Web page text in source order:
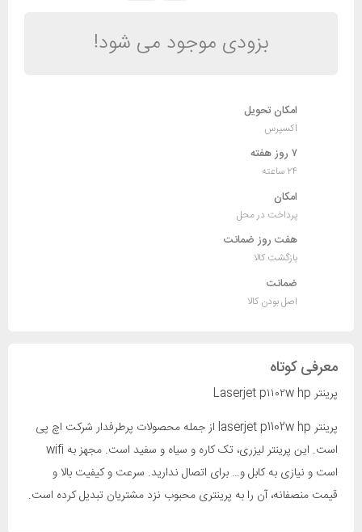
بزودی موجود می شود!
امکان تحویل
اکسپرس
۷ روز هفته
۲۴ ساعته
امکان
پرداخت در محل
هفت روز ضمانت
بازگشت کالا
ضمانت
اصل بودن کالا
معرفی کوتاه
پرینتر Laserjet p۱۱۰۲w hp
پرینتر laserjet p1102w hp از جمله محصولات پرطرفدار شرکت اچ پی
است و نیازی به کابل و… برای اتصال ندارید. سرعت و کیفیت بالا و
قیمت منصفانه، آن را به پرینتری محبوب نزد مشتریان تبدیل کرده است.